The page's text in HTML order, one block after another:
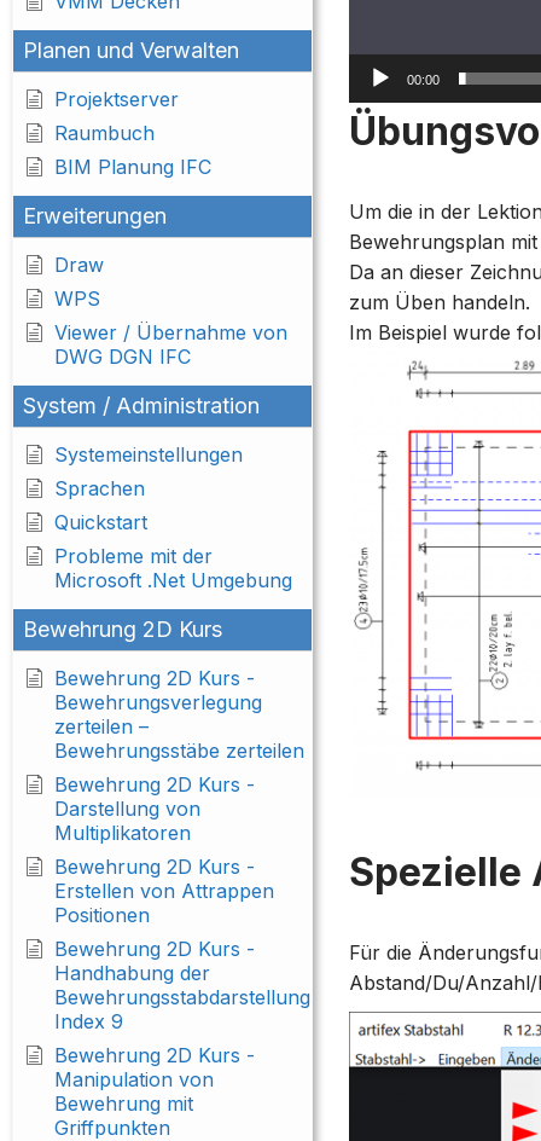
Planen und Verwalten
Projektserver
Raumbuch
BIM Planung IFC
Erweiterungen
Draw
WPS
Viewer / Übernahme von
DWG DGN IFC
System / Administration
Systemeinstellungen
Sprachen
Quickstart
Probleme mit der
Microsoft .Net Umgebung
Bewehrung 2D Kurs
Bewehrung 2D Kurs -
Bewehrungsverlegung
zerteilen –
Bewehrungsstäbe zerteilen
Bewehrung 2D Kurs -
Darstellung von
Multiplikatoren
Bewehrung 2D Kurs -
Erstellen von Attrappen
Positionen
Bewehrung 2D Kurs -
Handhabung der
Bewehrungsstabdarstellung
Index 9
Bewehrung 2D Kurs -
Manipulation von
Bewehrung mit
Griffpunkten
00:00
Um die in der
Bewehrungsplan
Da an dieser
zum Üben handeln.
Im Beispiel wurde
Spezielle
Für die
Abstand/Du/Anzahl/